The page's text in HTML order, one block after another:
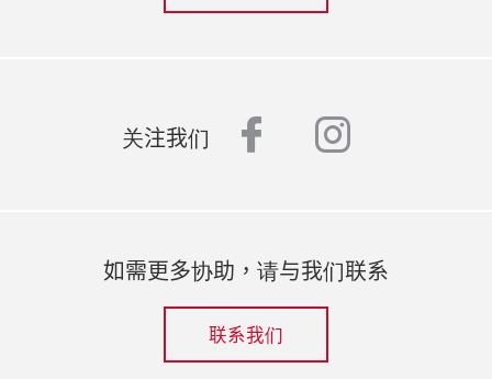
关注我们 facebook
如需更多协助，请与我们联系
联系我们